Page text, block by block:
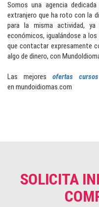
Somos una agencia
extranjero que ha roto con la
para la misma actividad,
económicos, igualándose a
que contactar expresamente
algo de dinero, con
Las mejores ofertas
en mundoidiomas.com
SOLICITA